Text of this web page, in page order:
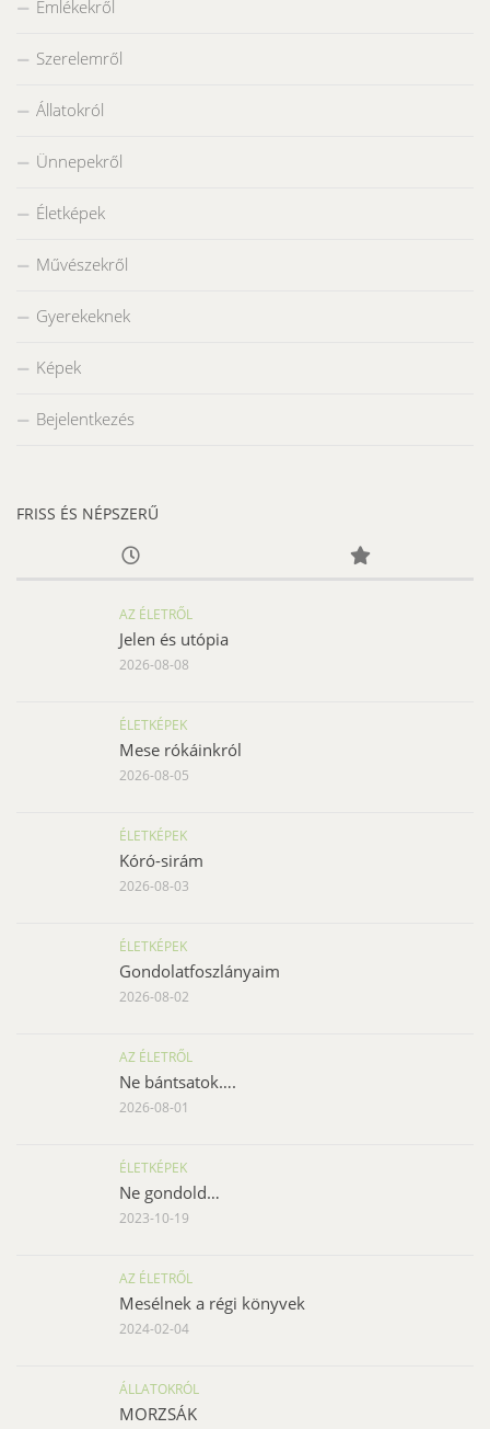
Emlékekről
Szerelemről
Állatokról
Ünnepekről
Életképek
Művészekről
Gyerekeknek
Képek
Bejelentkezés
FRISS ÉS NÉPSZERŰ
AZ ÉLETRŐL
Jelen és utópia
2026-08-08
ÉLETKÉPEK
Mese rókáinkról
2026-08-05
ÉLETKÉPEK
Kóró-sirám
2026-08-03
ÉLETKÉPEK
Gondolatfoszlányaim
2026-08-02
AZ ÉLETRŐL
Ne bántsatok….
2026-08-01
ÉLETKÉPEK
Ne gondold…
2023-10-19
AZ ÉLETRŐL
Mesélnek a régi könyvek
2024-02-04
ÁLLATOKRÓL
MORZSÁK